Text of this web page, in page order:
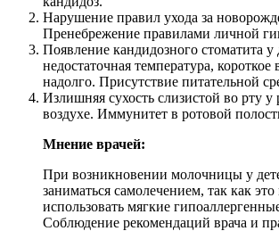
Нарушение правил ухода за
Пренебрежение правилами личной
Появление кандидозного стоматита
недостаточная температура,
надолго. Присутствие питательной
Излишняя сухость слизистой во рту
воздухе. Иммунитет в ротовой
Мнение врачей:
При возникновении молочницы у
заниматься самолечением, так как
использовать мягкие
Соблюдение рекомендаций врача и